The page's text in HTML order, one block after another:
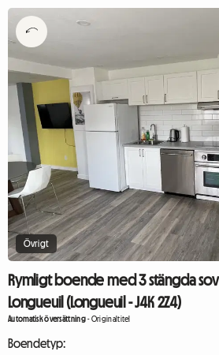
Övrigt
Rymligt boende med 3 stängda
Longueuil (Longueuil - J4K 2Z4)
Automatisk översättning-Originaltitel
Boendetyp: